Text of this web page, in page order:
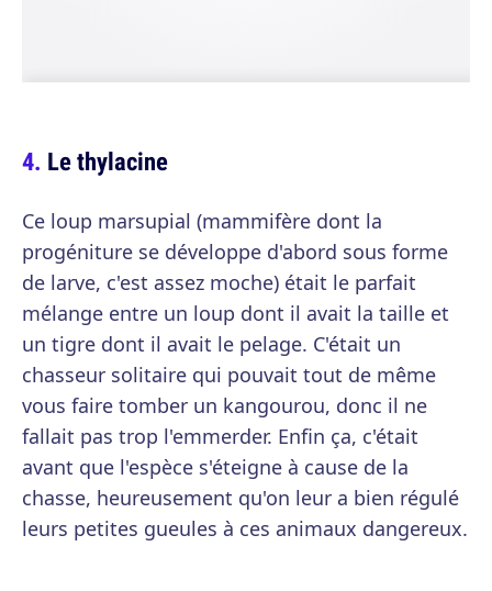
Le thylacine
Ce loup marsupial (mammifère dont la
progéniture se développe d'abord sous forme
de larve, c'est assez moche) était le parfait
mélange entre un loup dont il avait la taille et
un tigre dont il avait le pelage. C'était un
chasseur solitaire qui pouvait tout de même
vous faire tomber un kangourou, donc il ne
fallait pas trop l'emmerder. Enfin ça, c'était
avant que l'espèce s'éteigne à cause de la
chasse, heureusement qu'on leur a bien régulé
leurs petites gueules à ces animaux dangereux.